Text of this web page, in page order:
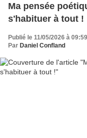
Ma pensée
s'habituer à tout !
Publié le 11/05/2026 à 09:59
Par Daniel Confland